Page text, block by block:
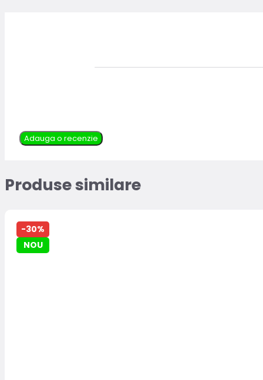
Adauga o recenzie
Produse similare
-30%
NOU